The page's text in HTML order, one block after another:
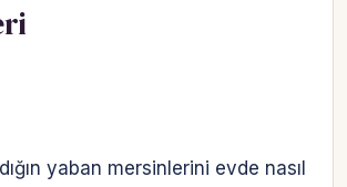
yaban mersinlerini evde nasıl